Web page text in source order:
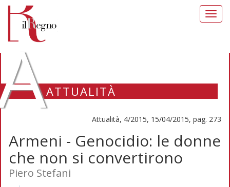
ATTUALITÀ
Attualità, 4/2015, 15/04/2015, pag. 273
Armeni - Genocidio: le donne
che non si convertirono
Piero Stefani